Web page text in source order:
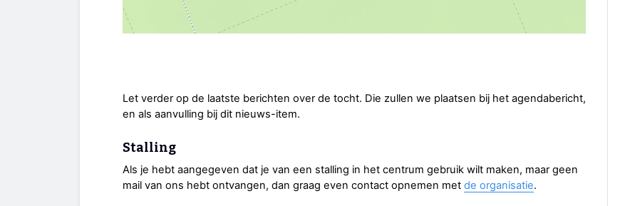
Let verder op de laatste berichten over de tocht. Die zullen we plaatsen bij het agendabericht,
en als aanvulling bij dit nieuws-item.
Stalling
Als je hebt aangegeven dat je van een stalling in het centrum gebruik wilt maken, maar geen
mail van ons hebt ontvangen, dan graag even contact opnemen met de organisatie.